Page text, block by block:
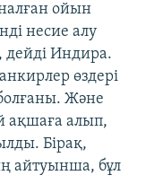
ойын
несие алу
дейді Индира.
өздері
Және
ақшаға алып,
Бірақ,
айтуынша, бұл